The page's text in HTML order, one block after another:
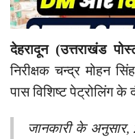
देहरादून (उत्तराखंड
निरीक्षक चन्द्र मोहन
पास विशिष्ट पेट्रोलिंग के
जानकारी के अनुसार,